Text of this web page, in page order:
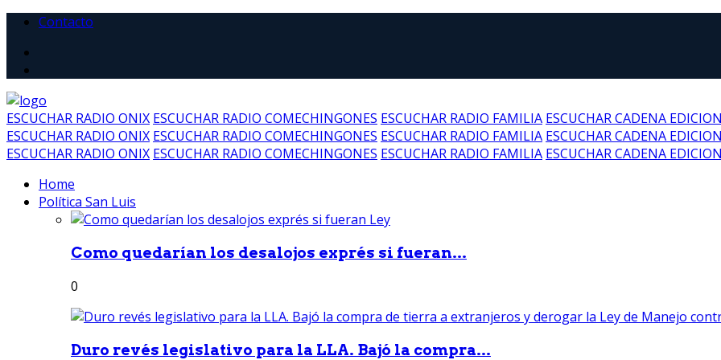
Contacto
ESCUCHAR RADIO ONIX ESCUCHAR RADIO COMECHINGONES ESCUCHAR RADIO FAMILIA ESCUCHAR CADENA EDICION
ESCUCHAR RADIO ONIX ESCUCHAR RADIO COMECHINGONES ESCUCHAR RADIO FAMILIA ESCUCHAR CADENA EDICION
ESCUCHAR RADIO ONIX ESCUCHAR RADIO COMECHINGONES ESCUCHAR RADIO FAMILIA ESCUCHAR CADENA EDICION
Home
Política San Luis
Como quedarían los desalojos exprés si fueran...
0
Duro revés legislativo para la LLA. Bajó la compra...